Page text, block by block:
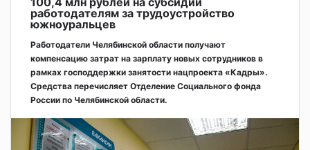
работодателям за трудоустройство
южноуральцев
Работодатели Челябинской области получают
компенсацию затрат на зарплату новых сотрудников в
рамках господдержки занятости нацпроекта «Кадры».
Средства перечисляет Отделение Социального фонда
России по Челябинской области.